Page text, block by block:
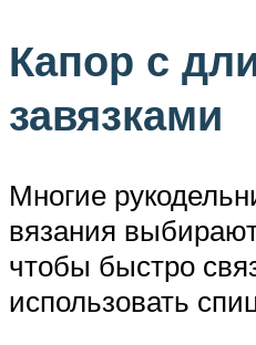
Капор с
завязками
Многие
вязания
чтобы быстро
использовать